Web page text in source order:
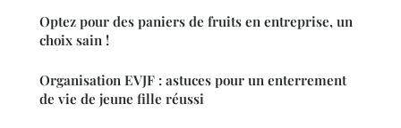
Optez pour des paniers de fruits en entreprise, un
choix sain !
Organisation EVJF : astuces pour un enterrement
de vie de jeune fille réussi